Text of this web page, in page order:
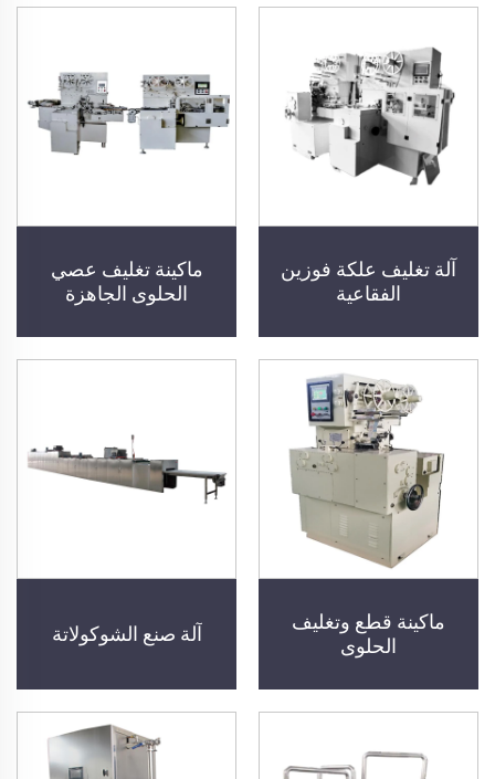
آلة تغليف علكة فوزين
الفقاعية
ماكينة تغليف عصي
الحلوى الجاهزة
ماكينة قطع وتغليف
الحلوى
آلة صنع الشوكولاتة